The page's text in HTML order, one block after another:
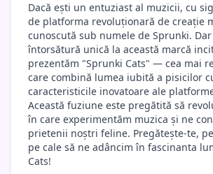
Dacă ești un entuziast al muzicii, cu
de platforma revoluționară de creație
cunoscută sub numele de Sprunki.
întorsătură unică la această marcă
prezentăm "Sprunki Cats" — cea mai
care combină lumea iubită a pisicilor
caracteristicile inovatoare ale
Această fuziune este pregătită să
în care experimentăm muzica și ne
prietenii noștri feline. Pregătește-te,
pe cale să ne adâncim în fascinanta
Cats!